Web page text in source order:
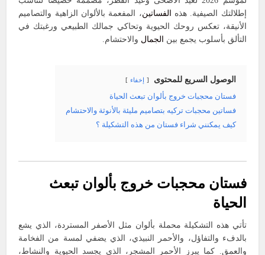
إطلالتك الصيفية. هذه
الفساتين، المفعمة بالألوان الزاهية والتصاميم
الأنيقة، تعكس روحك الحيوية وتحاكي جمالك الطبيعي ورغبتك في
التألق بأسلوب يجمع بين
الجمال والاحتشام.
الوصول السريع للمحتوى إخفاء
فستان محجبات خروج بألوان تبعث الحياة
فساتين محجبات تركيه بتصاميم مليئة بالأنوثة والاحتشام
كيف يمكنني شراء فستان من هذه التشكيلة ؟
فستان محجبات خروج بألوان تبعث
الحياة
تأتي هذه التشكيلة محملة بألوان مثل الأصفر المستردة، الذي يشع
بالدفء والتفاؤل، والأحمر النبيذي، الذي يضفي لمسة من الفخامة
والعمق. كما يبرز الأحمر المشجر، الذي يجسد الحيوية والنشاط،